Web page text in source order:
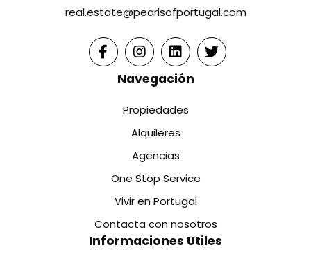
real.estate@pearlsofportugal.com
Navegación
Propiedades
Alquileres
Agencias
One Stop Service
Vivir en Portugal
Contacta con nosotros
Informaciones Utiles